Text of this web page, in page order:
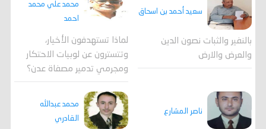
سعيد أحمد بن اسحاق
بالنفير والثبات نصون الدين
والعرض والارض
محمد علي محمد
احمد
لماذا تستهدفون الأخيار،
وتتسترون عن لوبيات الاحتكار
ومجرمي تدمير مصفاة عدن؟
ناصر المشارع
محمد عبدالله
القادري